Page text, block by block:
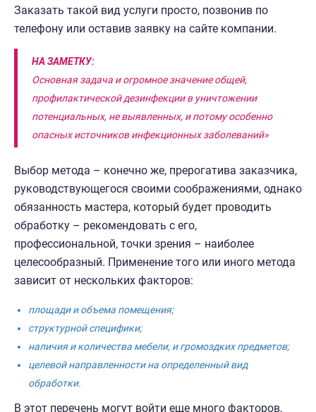
Заказать такой вид услуги просто, позвонив по
телефону или оставив заявку на сайте компании.
НА ЗАМЕТКУ:
Основная задача и огромное значение общей,
профилактической дезинфекции в уничтожении
потенциальных, не выявленных, и потому особенно
опасных источников инфекционных заболеваний»
Выбор метода – конечно же, прерогатива заказчика,
руководствующегося своими соображениями, однако
обязанность мастера, который будет проводить
обработку – рекомендовать с его,
профессиональной, точки зрения – наиболее
целесообразный. Применение того или иного метода
зависит от нескольких факторов:
площади и объема помещения;
структурной специфики;
наличия и количества мебели, и громоздких предметов;
целевой направленности на определенный вид
обработки.
В этот перечень могут войти еще много факторов,